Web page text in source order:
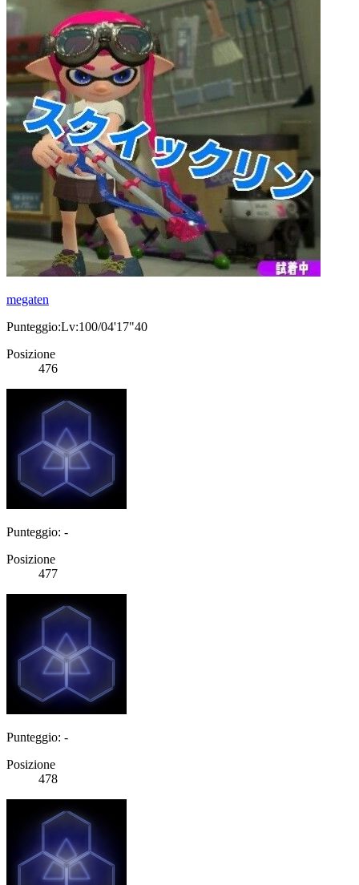
megaten
Punteggio:Lv:100/04'17"40
Posizione
476
Punteggio: -
Posizione
477
Punteggio: -
Posizione
478